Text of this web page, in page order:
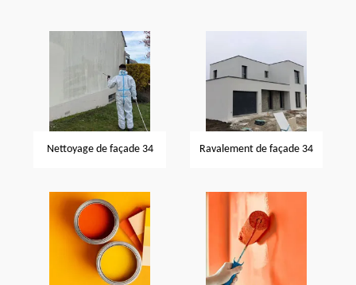
Nettoyage de façade 34 Ravalement de façade 34